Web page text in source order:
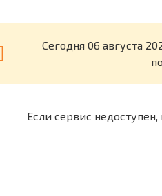
Cегодня 06 августа
Если сервис